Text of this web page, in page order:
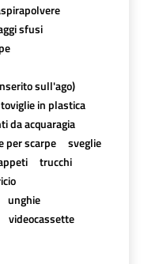
sfusi
sull'ago)
in plastica
da acquaragia
per scarpe
sveglie
trucchi
unghie
videocassette